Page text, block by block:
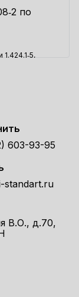
603-93-95
standart.ru
В.О., д.70,